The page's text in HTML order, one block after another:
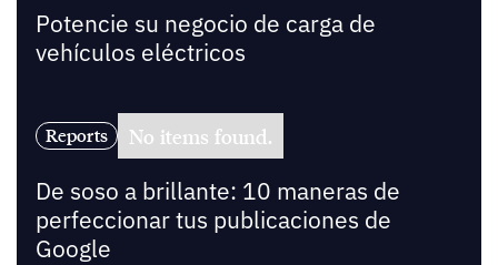
Potencie su negocio de carga de
vehículos eléctricos
Reports No items found.
De soso a brillante: 10 maneras de
perfeccionar tus publicaciones de
Google